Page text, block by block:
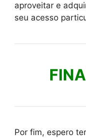
aproveitar e
seu acesso
Por fim, espero